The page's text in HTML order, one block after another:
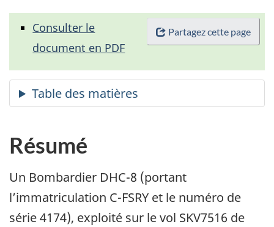
Partagez cette page
Consulter le
document en PDF
Résumé
Un Bombardier DHC-8 (portant
l’immatriculation C-FSRY et le numéro de
série 4174), exploité sur le vol SKV7516 de